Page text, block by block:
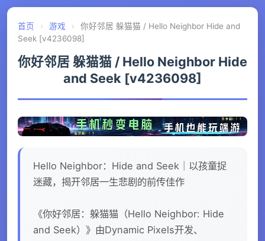
首页 › 游戏 ›
你好邻居 躲猫猫 / Hello Neighbor Hide and
Seek [v4236098]
你好邻居 躲猫猫 / Hello Neighbor Hide
and Seek [v4236098]
Hello Neighbor：Hide and Seek｜以孩童捉
迷藏，揭开邻居一生悲剧的前传佳作
《你好邻居：躲猫猫（Hello Neighbor: Hide
and Seek）》由Dynamic Pixels开发、